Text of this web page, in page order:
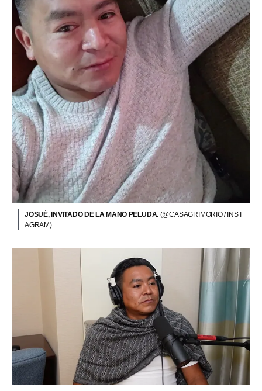
JOSUÉ, INVITADO DE LA MANO PELUDA. (@CASAGRIMORIO / INST
AGRAM)